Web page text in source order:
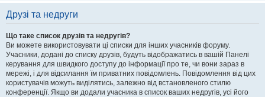
Друзі та недруги
Що таке список друзів та недругів?
Ви можете використовувати ці списки для інших учасників форуму.
Учасники, додані до списку друзів, будуть відображатись в вашій Панелі
керування для швидкого доступу до інформації про те, чи вони зараз в
мережі, і для відсилання їм приватних повідомлень. Повідомлення від цих
користувачів можуть виділятись, залежно від встановленого стилю
конференції. Якщо ви додали учасника в список ваших недругів, усі його